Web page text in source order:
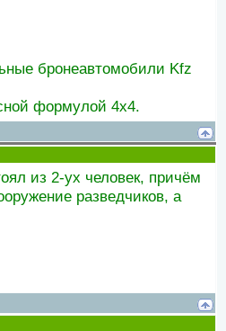
бронеавтомобили Kfz
формулой 4x4.
из 2-ух человек, причём
разведчиков, а